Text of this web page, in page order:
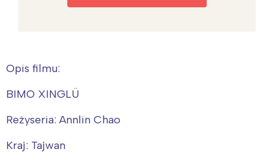
Opis filmu:
BIMO XINGLÜ
Reżyseria: Annlin Chao
Kraj: Tajwan